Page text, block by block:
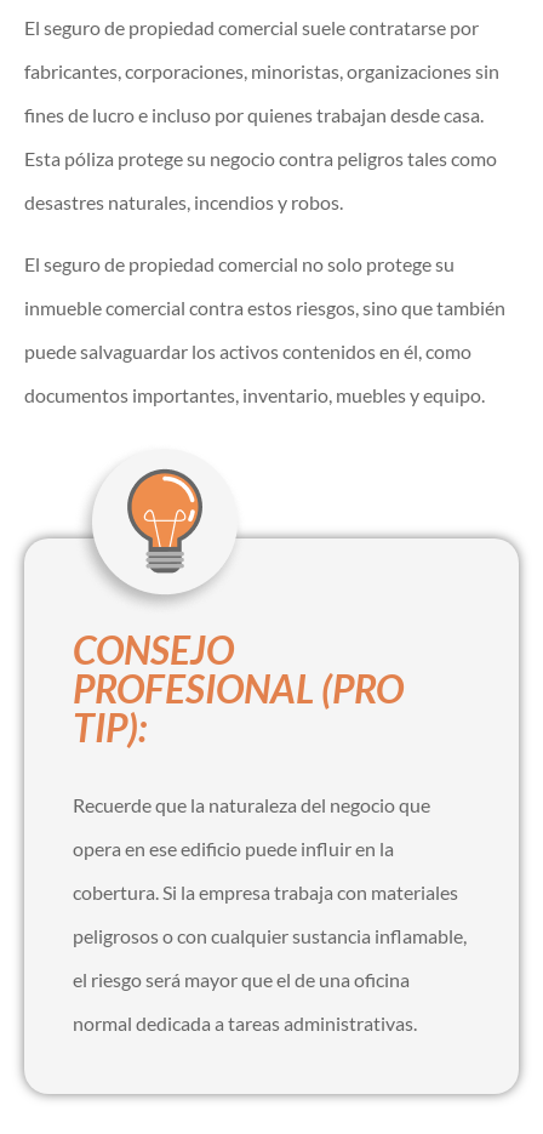
El seguro de propiedad comercial suele contratarse por
fabricantes, corporaciones, minoristas, organizaciones sin
fines de lucro e incluso por quienes trabajan desde casa.
Esta póliza protege su negocio contra peligros tales como
desastres naturales, incendios y robos.
El seguro de propiedad comercial no solo protege su
inmueble comercial contra estos riesgos, sino que también
puede salvaguardar los activos contenidos en él, como
documentos importantes, inventario, muebles y equipo.
CONSEJO
PROFESIONAL (PRO
TIP):
Recuerde que la naturaleza del negocio que
opera en ese edificio puede influir en la
cobertura. Si la empresa trabaja con materiales
peligrosos o con cualquier sustancia inflamable,
el riesgo será mayor que el de una oficina
normal dedicada a tareas administrativas.